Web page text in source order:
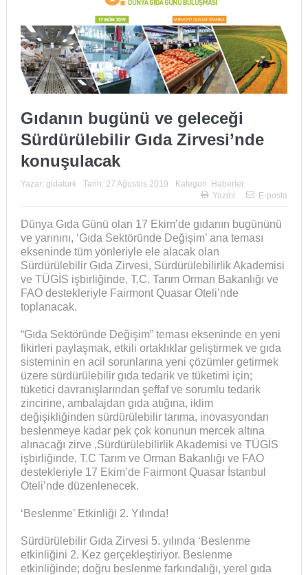
Gıdanın bugünü ve geleceği
Sürdürülebilir Gıda Zirvesi’nde
konuşulacak
Yazar: gidaturk Tarih: 27 Ağustos 2019 Kategori: Haberler
Yazdır
E-posta
Dünya Gıda Günü olan 17 Ekim’de gıdanın bugününü
ve yarınını, ‘Gıda Sektöründe Değişim’ ana teması
ekseninde tüm yönleriyle ele alacak olan
Sürdürülebilir Gıda Zirvesi, Sürdürülebilirlik Akademisi
ve TÜGİS işbirliğinde, T.C. Tarım Orman Bakanlığı ve
FAO destekleriyle Fairmont Quasar Oteli’nde
toplanacak.
“Gıda Sektöründe Değişim” teması ekseninde en yeni
fikirleri paylaşmak, etkili ortaklıklar geliştirmek ve gıda
sisteminin en acil sorunlarına yeni çözümler getirmek
üzere sürdürülebilir gıda tedarik ve tüketimi için;
tüketici davranışlarından şeffaf ve sorumlu tedarik
zincirine, ambalajdan gıda atığına, iklim
değişikliğinden sürdürülebilir tarıma, inovasyondan
beslenmeye kadar pek çok konunun mercek altına
alınacağı zirve ,Sürdürülebilirlik Akademisi ve TÜGİS
işbirliğinde, T.C Tarım ve Orman Bakanlığı ve FAO
destekleriyle 17 Ekim’de Fairmont Quasar İstanbul
Oteli’nde düzenlenecek.
‘Beslenme’ Etkinliği 2. Yılında!
Sürdürülebilir Gıda Zirvesi 5. yılında ‘Beslenme
etkinliğini 2. Kez gerçekleştiriyor. Beslenme
etkinliğinde; doğru beslenme farkındalığı, yerel gıda